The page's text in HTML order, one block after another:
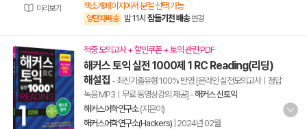
미리보기
책소개페이지에서 분철 선택 가능
양탄자배송 밤 11시 잠들기전 배송 변경
적중 모의고사 + 할인쿠폰 + 토익 관련 PDF
해커스 토익 실전 1000제 1 RC Reading(리딩)
해설집 - 최신기출유형 100% 반영 [온라인 실전모의고사ㅣ정답
녹음 MP3ㅣ무료 동영상강의 제공] -해커스 신토익
해커스어학연구소(지은이)
해커스어학연구소(Hackers) 2024년 02월